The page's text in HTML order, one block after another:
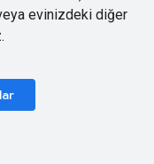
evinizdeki diğer